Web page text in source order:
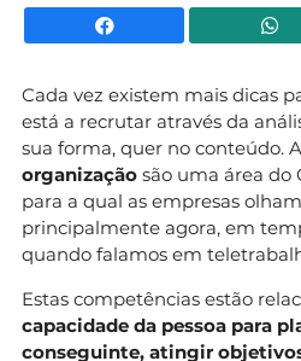
Facebook
Cada vez existem mais dicas
está a recrutar através da
sua forma, quer no conteúdo.
organização são uma área do
para a qual as empresas
principalmente agora, em
quando falamos em
Estas competências estão
capacidade da pessoa para
conseguinte, atingir